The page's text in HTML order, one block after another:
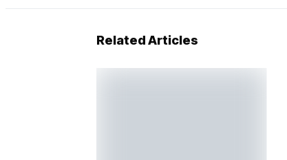
Related Articles